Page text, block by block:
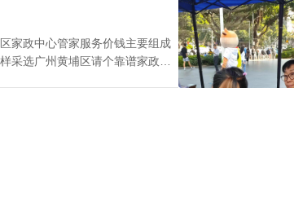
家政中心管家服务价钱主要组成
采选广州黄埔区请个靠谱家政中